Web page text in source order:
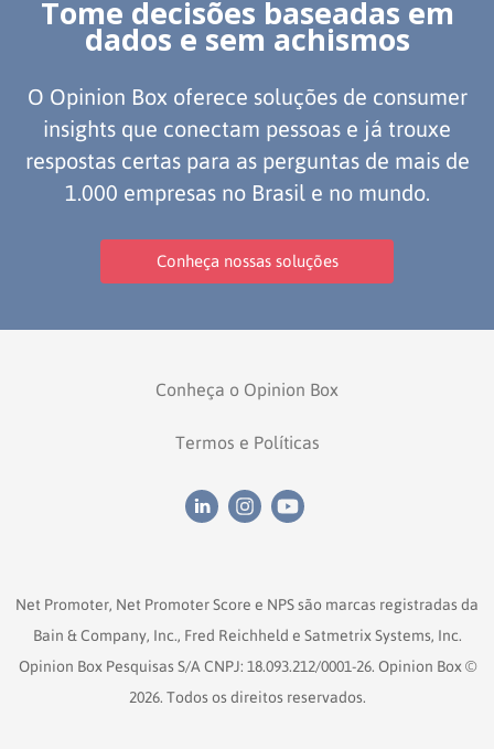
Tome decisões baseadas em
dados e sem achismos
O Opinion Box oferece soluções de consumer
insights que conectam pessoas e já trouxe
respostas certas para as perguntas de mais de
1.000 empresas no Brasil e no mundo.
Conheça nossas soluções
Conheça o Opinion Box
Termos e Políticas
Net Promoter, Net Promoter Score e NPS são marcas registradas da
Bain & Company, Inc., Fred Reichheld e Satmetrix Systems, Inc.
Opinion Box Pesquisas S/A CNPJ: 18.093.212/0001-26. Opinion Box ©
2026. Todos os direitos reservados.